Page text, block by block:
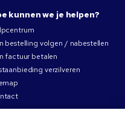
kunnen we je helpen?
bestelling volgen / nabestellen
factuur betalen
verzilveren